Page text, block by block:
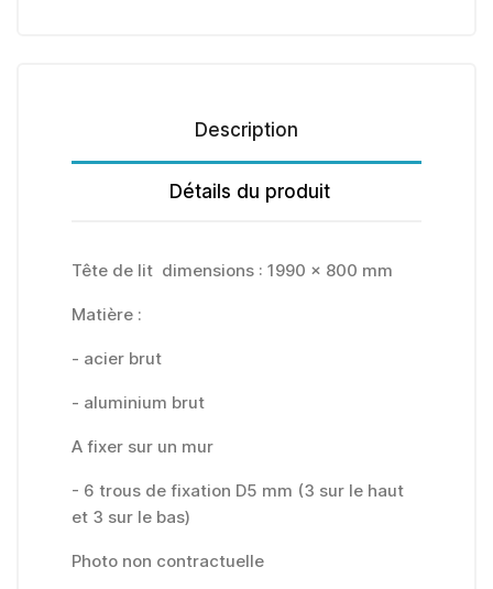
Description
Détails du produit
Tête de lit dimensions : 1990 x 800 mm
Matière :
- acier brut
- aluminium brut
A fixer sur un mur
- 6 trous de fixation D5 mm (3 sur le haut
et 3 sur le bas)
Photo non contractuelle